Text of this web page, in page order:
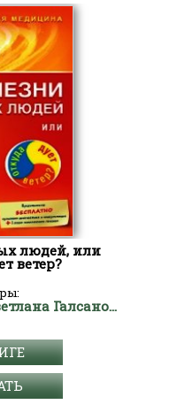
людей, или
ветер?
Чойжинимаева Светлана Галсановна